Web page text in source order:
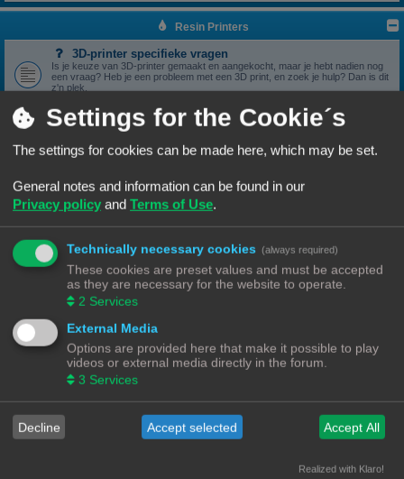
Resin Printers
3D-printer specifieke vragen
Is je keuze van 3D-printer gemaakt en aangekocht, maar je hebt nadien nog
een vraag? Heb je een probleem met een 3D print, en zoek je hulp? Dan is dit
z'n plek.
3D print resultaten
Onderwerpen:6
Heb je een vraag omtrent je slicer software, we zien het graag hier
Onderwerpen:5
Handleidingen voor beginners & gevorderden
Zelfbouwprinters
Vragen rond de opbouw en het gebruik van een zelfbouw
printer horen hier.
Wil je zelf een printer bouwen, heb je er eentje gebouwd en zit je met een
vraag. Dan is dit z'n plek.
Onderwerpen:13
Onderdelen
onderdeel? Dan is dit z'n plek.
Onderwerpen:
Settings for the Cookie´s
The settings for cookies can be made here, which may be set.
General notes and information can be found in our
Privacy policy and Terms of Use.
Technically necessary cookies (always required)
These cookies are preset values and must be accepted
as they are necessary for the website to operate.
2 Services
External Media
Options are provided here that make it possible to play
videos or external media directly in the forum.
3 Services
Decline Accept selected Accept All
Realized with Klaro!